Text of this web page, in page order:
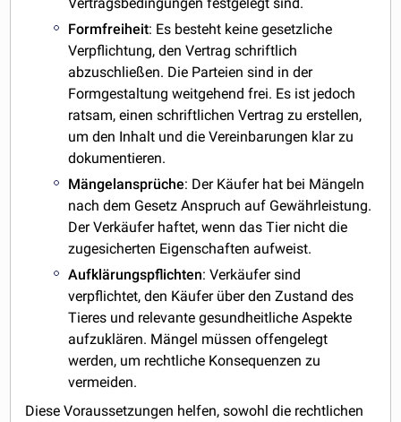
Formfreiheit: Es besteht keine gesetzliche
Verpflichtung, den Vertrag schriftlich
abzuschließen. Die Parteien sind in der
Formgestaltung weitgehend frei. Es ist jedoch
ratsam, einen schriftlichen Vertrag zu erstellen,
um den Inhalt und die Vereinbarungen klar zu
dokumentieren.
Mängelansprüche: Der Käufer hat bei Mängeln
nach dem Gesetz Anspruch auf Gewährleistung.
Der Verkäufer haftet, wenn das Tier nicht die
zugesicherten Eigenschaften aufweist.
Aufklärungspflichten: Verkäufer sind
verpflichtet, den Käufer über den Zustand des
Tieres und relevante gesundheitliche Aspekte
aufzuklären. Mängel müssen offengelegt
werden, um rechtliche Konsequenzen zu
vermeiden.
Diese Voraussetzungen helfen, sowohl die rechtlichen